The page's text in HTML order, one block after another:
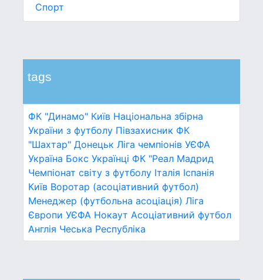
Спорт
tags
ФК "Динамо" Київ Національна збірна
України з футболу Півзахисник ФК
"Шахтар" Донецьк Ліга чемпіонів УЄФА
Україна Бокс Українці ФК "Реал Мадрид
Чемпіонат світу з футболу Італія Іспанія
Київ Воротар (асоціативний футбол)
Менеджер (футбольна асоціація) Ліга
Європи УЄФА Нокаут Асоціативний футбол
Англія Чеська Республіка